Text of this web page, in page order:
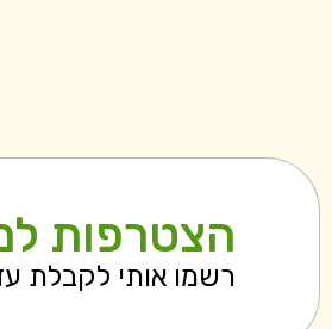
הצטרפות
רשמו אותי לקבלת